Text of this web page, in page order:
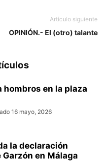
Artículo siguiente
OPINIÓN.- El (otro) talante
hombros en la plaza
16 mayo, 2026
la declaración
en Málaga